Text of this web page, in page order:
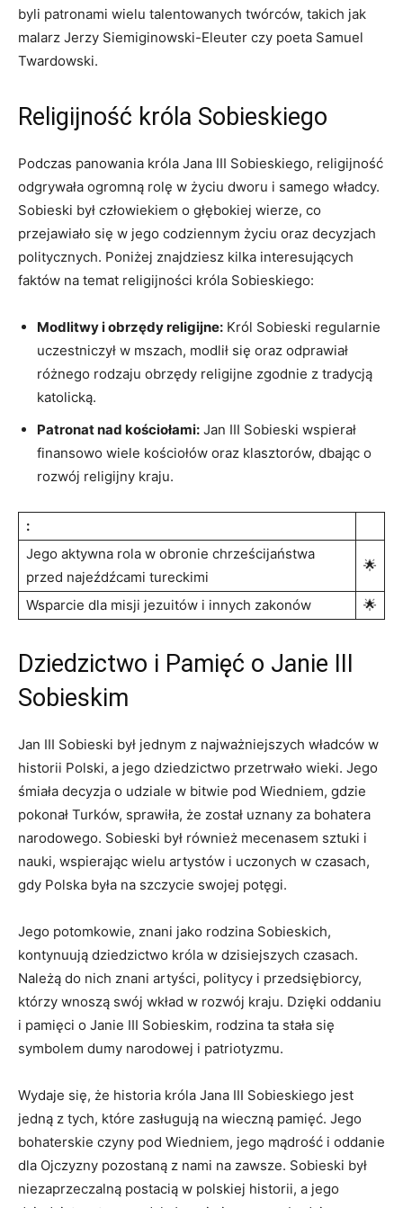
byli patronami ‌wielu talentowanych twórców, takich jak
malarz Jerzy Siemiginowski-Eleuter czy⁣ poeta ‍Samuel
Twardowski.
Religijność króla Sobieskiego
Podczas panowania króla Jana ​III Sobieskiego, religijność
odgrywała ogromną⁣ rolę w życiu dworu i​ samego władcy.
Sobieski‍ był ‌człowiekiem ​o głębokiej wierze,⁣ co
przejawiało się w⁤ jego codziennym ‌życiu oraz decyzjach
politycznych.⁣ Poniżej znajdziesz kilka⁣ interesujących
faktów na temat ⁤religijności króla Sobieskiego:
Modlitwy ⁣i obrzędy religijne: Król Sobieski ‍regularnie‌
uczestniczył w mszach, ⁤modlił się ‍oraz ​odprawiał
różnego‍ rodzaju obrzędy religijne zgodnie z tradycją
katolicką.
Patronat ⁢nad kościołami: Jan III Sobieski wspierał
finansowo‌ wiele⁤ kościołów​ oraz klasztorów, dbając o
rozwój religijny‍ kraju.
:
Jego aktywna⁢ rola w‍ obronie chrześcijaństwa
przed najeźdźcami​ tureckimi
🌟
Wsparcie dla‌ misji jezuitów i innych zakonów 🌟
Dziedzictwo i Pamięć o Janie III
Sobieskim
Jan III Sobieski ⁤był jednym z najważniejszych władców ⁢w
historii ‍Polski, a jego dziedzictwo przetrwało ‍wieki. Jego
śmiała decyzja⁤ o ‌udziale‌ w bitwie pod Wiedniem, gdzie
pokonał Turków, sprawiła, ‌że‌ został uznany‌ za bohatera
narodowego. Sobieski był również mecenasem sztuki i
nauki, wspierając wielu artystów⁣ i ⁢uczonych w ‌czasach,
gdy Polska była ‍na szczycie​ swojej⁣ potęgi.
Jego‍ potomkowie, znani jako rodzina Sobieskich,
⁤kontynuują⁣ dziedzictwo ​króla w dzisiejszych czasach.
Należą do nich znani artyści,⁤ politycy i przedsiębiorcy,
którzy ‍wnoszą swój wkład w ⁣rozwój⁤ kraju. Dzięki oddaniu
i pamięci ​o Janie III‍ Sobieskim,​ rodzina ta stała się
‍symbolem dumy narodowej i patriotyzmu.
Wydaje się, ⁢że⁣ historia ⁤króla Jana ‍III⁢ Sobieskiego jest‍
jedną⁢ z tych, które zasługują⁣ na wieczną pamięć. Jego
bohaterskie ⁣czyny pod Wiedniem, jego mądrość i⁤ oddanie‍
dla Ojczyzny ‍pozostaną z nami‌ na zawsze. Sobieski⁤ był
niezaprzeczalną postacią w ⁣polskiej⁣ historii, a jego